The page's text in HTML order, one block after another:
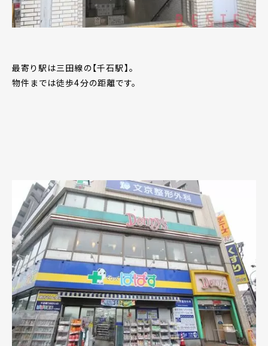
最寄り駅は三田線の【千石駅】。
物件までは徒歩4分の距離です。